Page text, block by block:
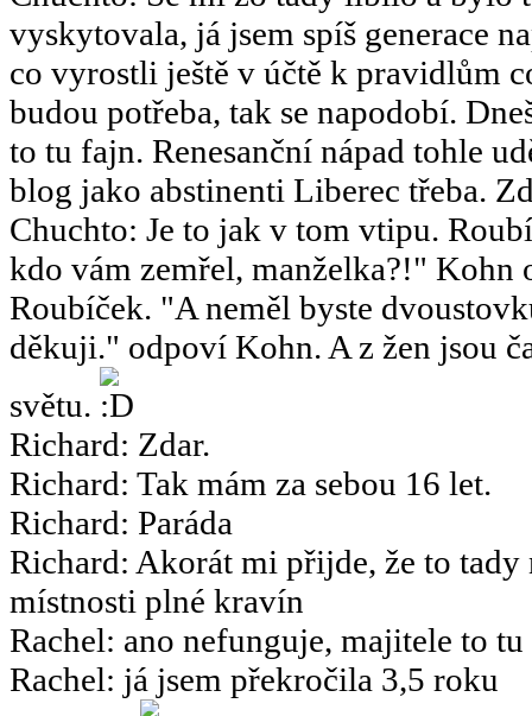
vyskytovala, já jsem spíš generace
co vyrostli ještě v účtě k pravidlům
budou potřeba, tak se napodobí.
to tu fajn. Renesanční nápad tohle
blog jako abstinenti Liberec třeba.
Chuchto: Je to jak v tom vtipu.
kdo vám zemřel, manželka?!"
Roubíček. "A neměl byste
děkuji." odpoví Kohn. A z žen jsou
světu.
Richard: Zdar.
Richard: Tak mám za sebou 16 let.
Richard: Paráda
Richard: Akorát mi přijde, že to tady
místnosti plné kravín
Rachel: ano nefunguje, majitele to
Rachel: já jsem překročila 3,5 roku